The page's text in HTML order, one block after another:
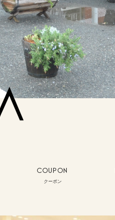
COUPON
クーポン